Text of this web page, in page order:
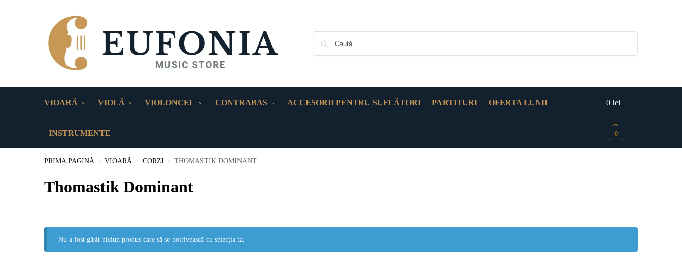
VIOARĂ VIOLĂ VIOLONCEL CONTRABAS ACCESORII PENTRU SUFLĂTORI PARTITURI OFERTA LUNII
INSTRUMENTE
0lei
0
PRIMA PAGINĂ / VIOARĂ / CORZI / THOMASTIK DOMINANT
Thomastik Dominant
Nu a fost găsit niciun produs care să se potrivească cu selecția ta.